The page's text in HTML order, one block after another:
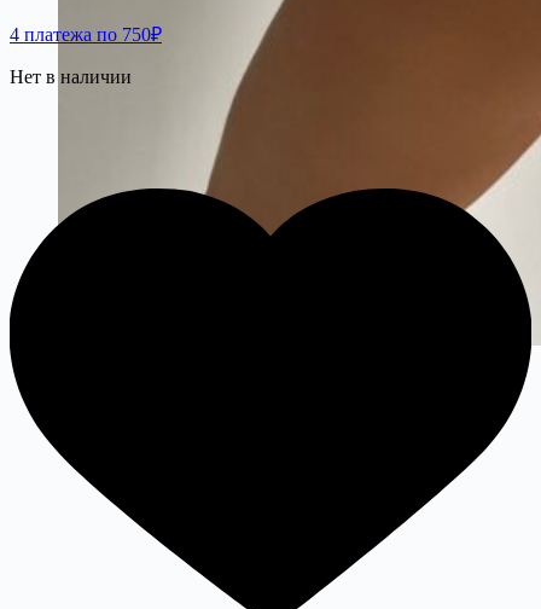
4 платежа по 750₽
Нет в наличии